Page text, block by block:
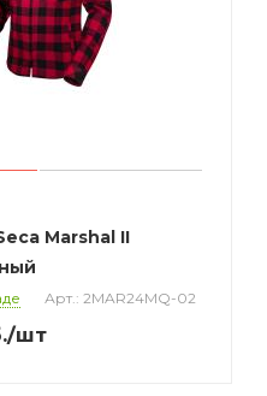
Marshal II
Арт.: 2MAR24MQ-02
/шт